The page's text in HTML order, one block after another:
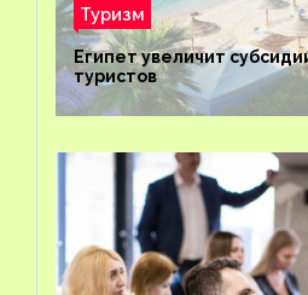
Туризм
Египет увеличит
туристов